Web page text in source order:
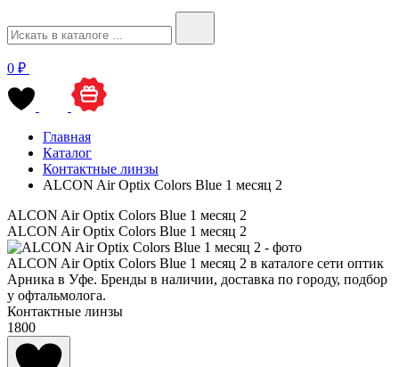
0 ₽
Главная
Каталог
Контактные линзы
ALCON Air Optix Colors Blue 1 месяц 2
ALCON Air Optix Colors Blue 1 месяц 2
ALCON Air Optix Colors Blue 1 месяц 2
ALCON Air Optix Colors Blue 1 месяц 2 в каталоге сети оптик
Арника в Уфе. Бренды в наличии, доставка по городу, подбор
у офтальмолога.
Контактные линзы
1800